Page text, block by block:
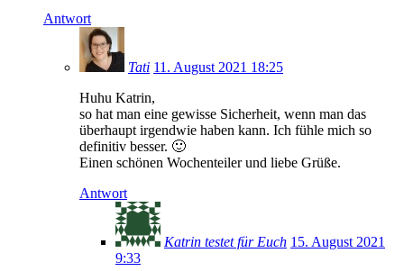
Antwort
Tati 11. August 2021 18:25
Huhu Katrin,
so hat man eine gewisse Sicherheit, wenn man das
überhaupt irgendwie haben kann. Ich fühle mich so
definitiv besser. 🙂
Einen schönen Wochenteiler und liebe Grüße.
Antwort
Katrin testet für Euch 15. August 2021
9:33